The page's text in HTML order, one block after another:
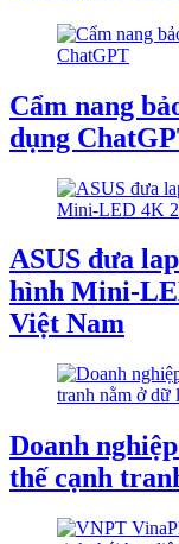
Cẩm nang
dụng
ASUS đưa
hình Mini-
Việt Nam
Doanh
thế cạnh